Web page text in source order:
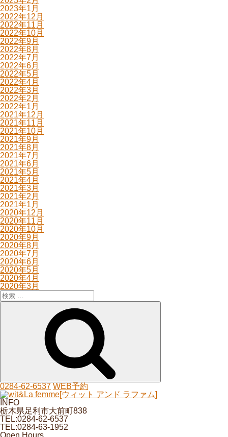
2023年1月
2022年12月
2022年11月
2022年10月
2022年9月
2022年8月
2022年7月
2022年6月
2022年5月
2022年4月
2022年3月
2022年2月
2022年1月
2021年12月
2021年11月
2021年10月
2021年9月
2021年8月
2021年7月
2021年6月
2021年5月
2021年4月
2021年3月
2021年2月
2021年1月
2020年12月
2020年11月
2020年10月
2020年9月
2020年8月
2020年7月
2020年6月
2020年5月
2020年4月
2020年3月
検
索:
0284-62-6537 WEB予約
INFO
栃木県足利市大前町838
TEL:0284-62-6537
TEL:0284-63-1952
Open Hours